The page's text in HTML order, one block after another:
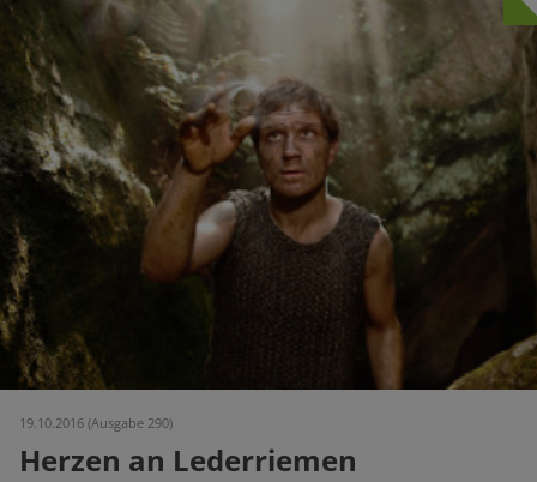
19.10.2016 (Ausgabe 290)
Herzen an Lederriemen